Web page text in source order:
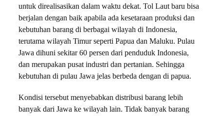
untuk direalisasikan dalam waktu dekat. Tol Laut baru bisa
berjalan dengan baik apabila ada kese­taraan produksi dan
kebutuhan barang di berbagai wilayah di Indonesia,
terutama wilayah Timur seperti Papua dan Maluku. Pulau
Jawa dihuni sekitar 60 persen dari pen­duduk Indo­ne­sia,
dan merupakan pusat industri dan pertanian. Sehingga
kebutuhan di pulau Jawa jelas berbeda dengan di papua.
Kondisi tersebut menyebabkan distribusi barang lebih
banyak dari Jawa ke wilayah lain. Tidak banyak barang